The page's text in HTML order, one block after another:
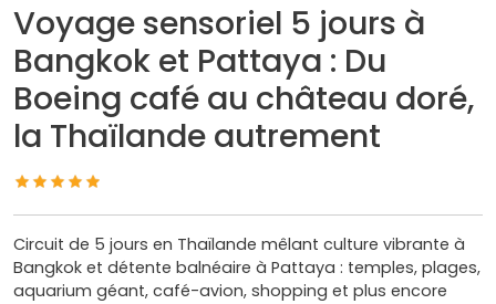
Voyage sensoriel 5 jours à
Bangkok et Pattaya : Du
Boeing café au château doré,
la Thaïlande autrement
Circuit de 5 jours en Thaïlande mêlant culture vibrante à
Bangkok et détente balnéaire à Pattaya : temples, plages,
aquarium géant, café-avion, shopping et plus encore